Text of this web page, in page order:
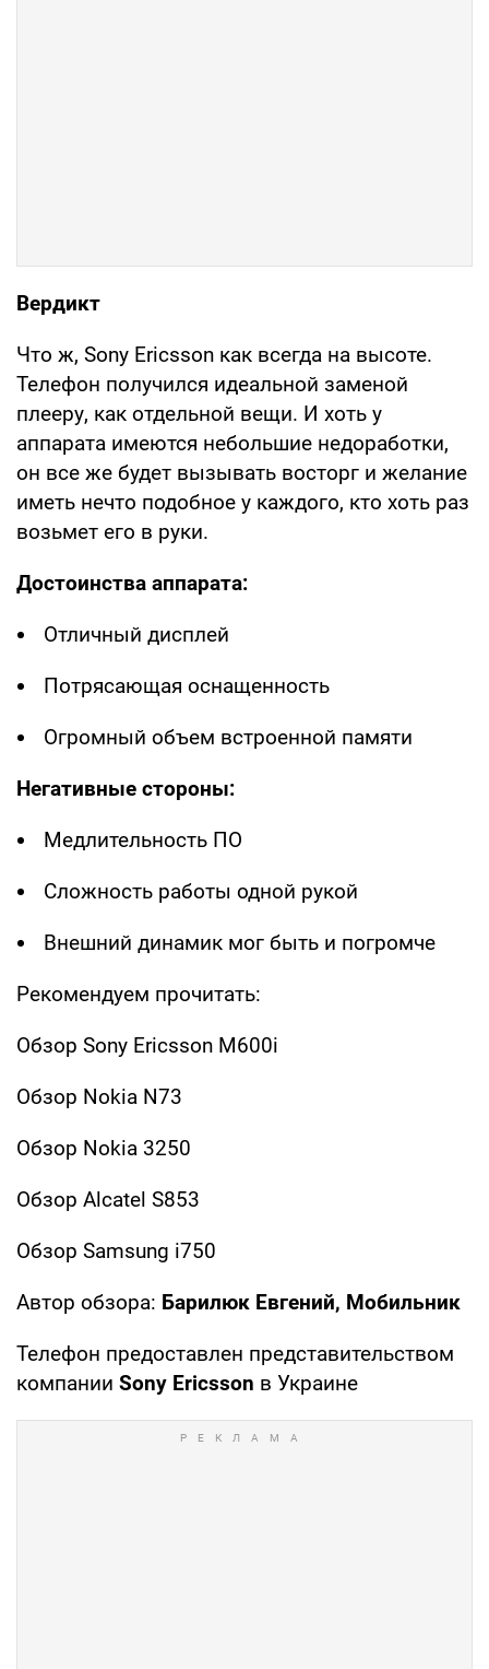
Вердикт
Что ж, Sony Ericsson как всегда на высоте.
Телефон получился идеальной заменой
плееру, как отдельной вещи. И хоть у
аппарата имеются небольшие недоработки,
он все же будет вызывать восторг и желание
иметь нечто подобное у каждого, кто хоть раз
возьмет его в руки.
Достоинства аппарата:
Отличный дисплей
Потрясающая оснащенность
Огромный объем встроенной памяти
Негативные стороны:
Медлительность ПО
Сложность работы одной рукой
Внешний динамик мог быть и погромче
Рекомендуем прочитать:
Обзор Sony Ericsson M600i
Обзор Nokia N73
Обзор Nokia 3250
Обзор Alcatel S853
Обзор Samsung i750
Автор обзора: Барилюк Евгений, Мобильник
Телефон предоставлен представительством
компании Sony Ericsson в Украине